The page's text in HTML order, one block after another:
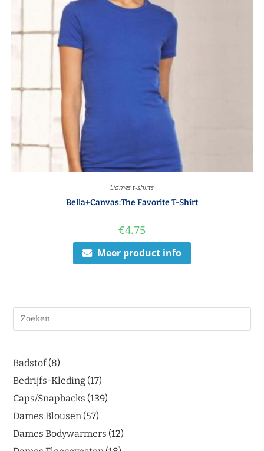
Dames t-shirts
Bella+Canvas:The Favorite T-Shirt
€4.75
Meer product info
Badstof 8
Bedrijfs-Kleding 17
Caps/Snapbacks 139
Dames Blousen 57
Dames Bodywarmers 12